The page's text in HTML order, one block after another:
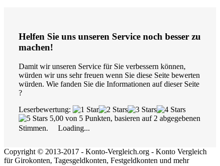
Helfen Sie uns unseren Service noch besser zu
machen!
Damit wir unseren Service für Sie verbessern können,
würden wir uns sehr freuen wenn Sie diese Seite bewerten
würden. Wie fanden Sie die Informationen auf dieser Seite
?
Leserbewertung:
5,00 von 5 Punkten, basieren auf 2 abgegebenen
Stimmen.
Loading...
Copyright © 2013-2017 - Konto-Vergleich.org - Konto Vergleich
für Girokonten, Tagesgeldkonten, Festgeldkonten und mehr